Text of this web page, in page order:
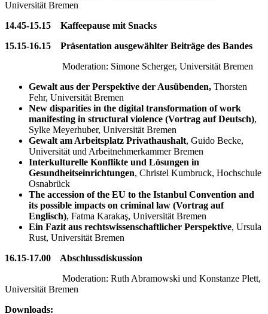
Universität Bremen
14.45-15.15 Kaffeepause mit Snacks
15.15-16.15 Präsentation ausgewählter Beiträge des Bandes
Moderation: Simone Scherger, Universität Bremen
Gewalt aus der Perspektive der Ausübenden, Thorsten
Fehr, Universität Bremen
New disparities in the digital transformation of work
manifesting in structural violence (Vortrag auf Deutsch),
Sylke Meyerhuber, Universität Bremen
Gewalt am Arbeitsplatz Privathaushalt, Guido Becke,
Universität und Arbeitnehmerkammer Bremen
Interkulturelle Konflikte und Lösungen in
Gesundheitseinrichtungen, Christel Kumbruck, Hochschule
Osnabrück
The accession of the EU to the Istanbul Convention and
its possible impacts on criminal law (Vortrag auf
Englisch), Fatma Karakaş, Universität Bremen
Ein Fazit aus rechtswissenschaftlicher Perspektive, Ursula
Rust, Universität Bremen
16.15-17.00 Abschlussdiskussion
Moderation: Ruth Abramowski und Konstanze Plett,
Universität Bremen
Downloads: